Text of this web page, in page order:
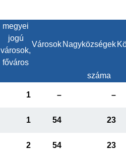
megyei
jogú
városok,
főváros
Városok Nagyközségek
száma
1 – –
1 54 23
2 54 23